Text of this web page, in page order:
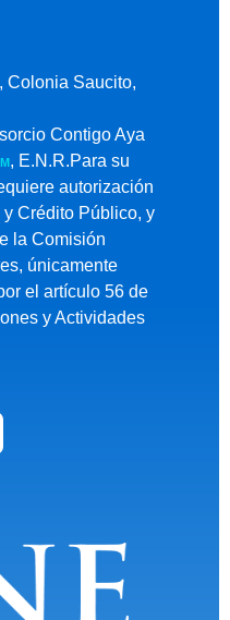
Colonia Saucito,
Contigo Aya
, E.N.R.Para su
autorización
Crédito Público, y
la Comisión
únicamente
el artículo 56 de
y Actividades